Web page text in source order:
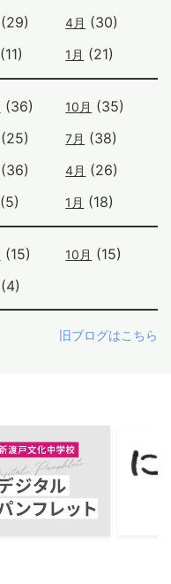
(29) 4月 (30)
(11) 1月 (21)
(36) 10月 (35)
(25) 7月 (38)
(36) 4月 (26)
(5) 1月 (18)
(15) 10月 (15)
(4)
旧ブログはこちら